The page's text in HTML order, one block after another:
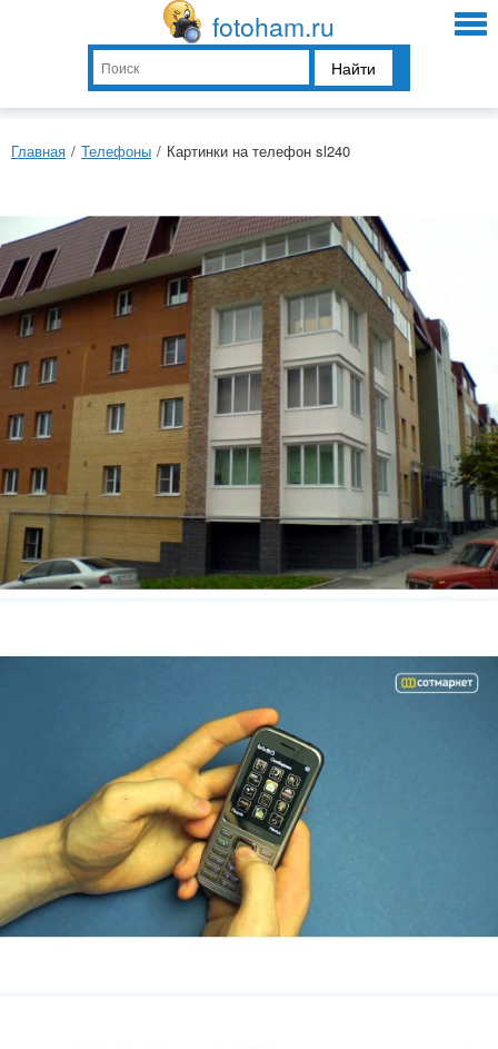
fotoham.ru
Найти
Главная / Телефоны / Картинки на телефон sl240